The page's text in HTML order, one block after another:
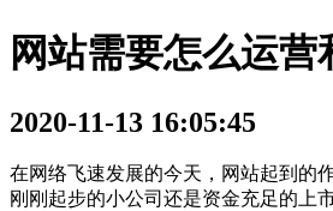
网站需要怎么运营
2020-11-13 16:05:45
在网络飞速发展的今天，网站起到的
刚刚起步的小公司还是资金充足的上